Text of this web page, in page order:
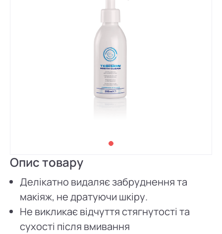
Опис товару
Делікатно видаляє забруднення та
макіяж, не дратуючи шкіру.
Не викликає відчуття стягнутості та
сухості після вмивання